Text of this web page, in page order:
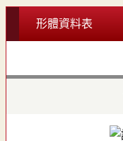
形體資料表